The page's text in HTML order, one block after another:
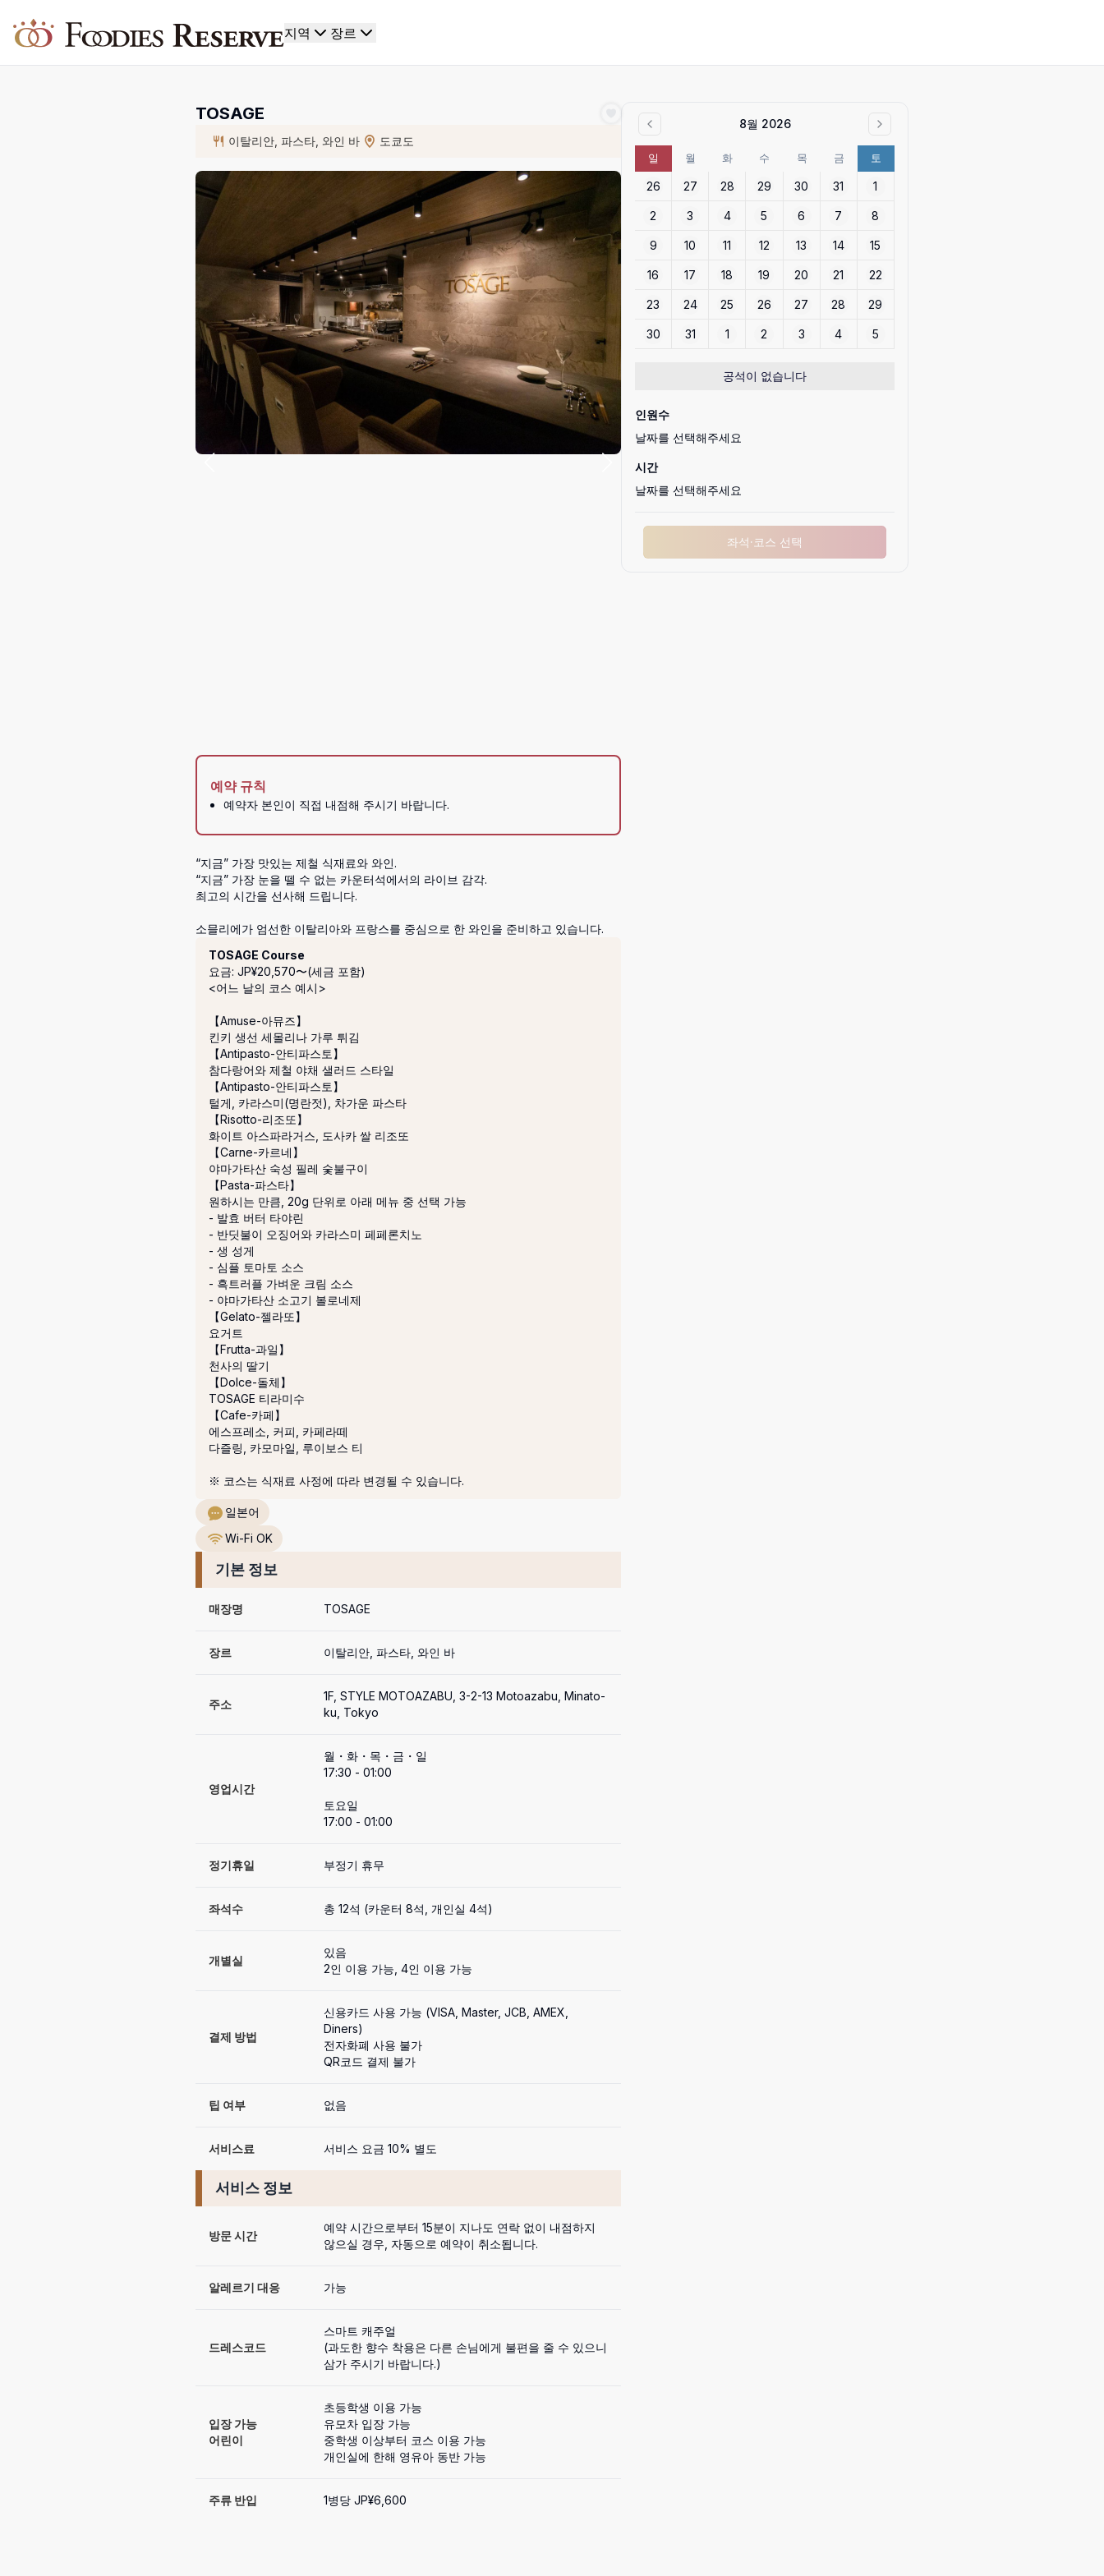
Foodies Reserve 지역 장르
TOSAGE
이탈리안, 파스타, 와인 바 도쿄도
예약 규칙
예약자 본인이 직접 내점해 주시기 바랍니다.
“지금” 가장 맛있는 제철 식재료와 와인.
“지금” 가장 눈을 뗄 수 없는 카운터석에서의 라이브 감각.
최고의 시간을 선사해 드립니다.
소믈리에가 엄선한 이탈리아와 프랑스를 중심으로 한 와인을 준비하고 있습니다.
TOSAGE Course
요금: JP¥20,570〜(세금 포함)
<어느 날의 코스 예시>
【Amuse-아뮤즈】
킨키 생선 세몰리나 가루 튀김
【Antipasto-안티파스토】
참다랑어와 제철 야채 샐러드 스타일
【Antipasto-안티파스토】
털게, 카라스미(명란젓), 차가운 파스타
【Risotto-리조또】
화이트 아스파라거스, 도사카 쌀 리조또
【Carne-카르네】
야마가타산 숙성 필레 숯불구이
【Pasta-파스타】
원하시는 만큼, 20g 단위로 아래 메뉴 중 선택 가능
- 발효 버터 타야린
- 반딧불이 오징어와 카라스미 페페론치노
- 생 성게
- 심플 토마토 소스
- 흑트러플 가벼운 크림 소스
- 야마가타산 소고기 볼로네제
【Gelato-젤라또】
요거트
【Frutta-과일】
천사의 딸기
【Dolce-돌체】
TOSAGE 티라미수
【Cafe-카페】
에스프레소, 커피, 카페라떼
다즐링, 카모마일, 루이보스 티
※ 코스는 식재료 사정에 따라 변경될 수 있습니다.
일본어
Wi-Fi OK
기본 정보
매장명 TOSAGE
장르 이탈리안, 파스타, 와인 바
주소
1F, STYLE MOTOAZABU, 3-2-13 Motoazabu, Minato-
ku, Tokyo
영업시간
월・화・목・금・일
17:30 - 01:00
토요일
17:00 - 01:00
정기휴일 부정기 휴무
좌석수 총 12석 (카운터 8석, 개인실 4석)
개별실
있음
2인 이용 가능, 4인 이용 가능
결제 방법
신용카드 사용 가능 (VISA, Master, JCB, AMEX,
Diners)
전자화폐 사용 불가
QR코드 결제 불가
팁 여부 없음
서비스료 서비스 요금 10% 별도
서비스 정보
방문 시간
예약 시간으로부터 15분이 지나도 연락 없이 내점하지
않으실 경우, 자동으로 예약이 취소됩니다.
알레르기 대응 가능
드레스코드
스마트 캐주얼
(과도한 향수 착용은 다른 손님에게 불편을 줄 수 있으니
삼가 주시기 바랍니다.)
입장 가능
어린이
초등학생 이용 가능
유모차 입장 가능
중학생 이상부터 코스 이용 가능
개인실에 한해 영유아 동반 가능
주류 반입 1병당 JP¥6,600
8월 2026
일 월 화 수 목 금 토
26 27 28 29 30 31 1
2 3 4 5 6 7 8
9 10 11 12 13 14 15
16 17 18 19 20 21 22
23 24 25 26 27 28 29
30 31 1 2 3 4 5
공석이 없습니다
인원수
날짜를 선택해주세요
시간
날짜를 선택해주세요
좌석·코스 선택